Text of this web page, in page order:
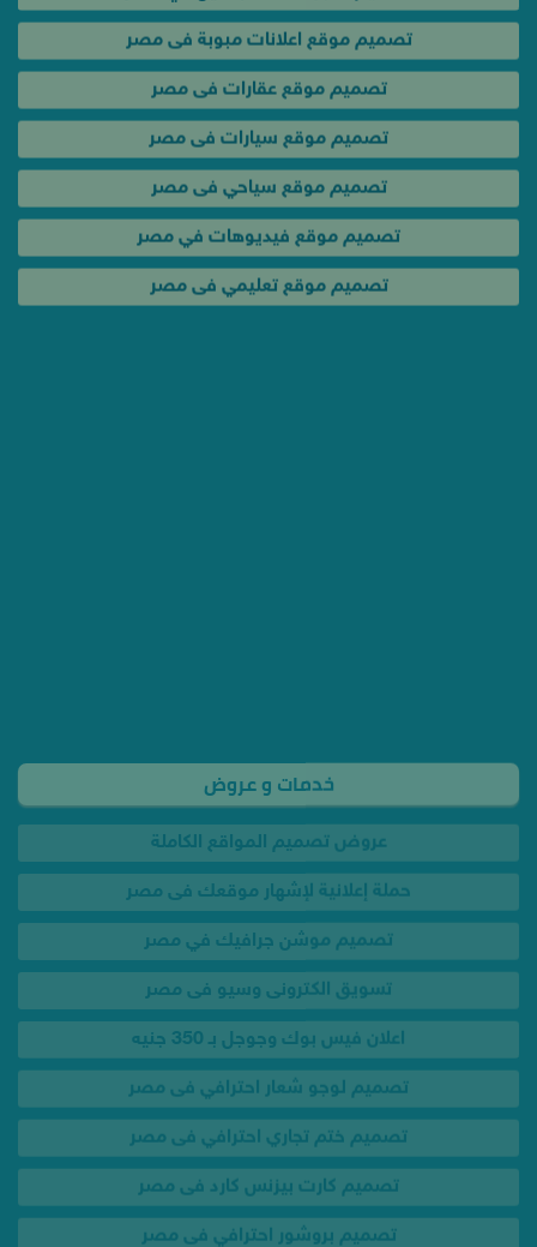
تصميم موقع اعلانات مبوبة فى مصر
تصميم موقع عقارات فى مصر
تصميم موقع سيارات فى مصر
تصميم موقع سياحي فى مصر
تصميم موقع فيديوهات في مصر
تصميم موقع تعليمي فى مصر
حملة إعلانية لإشهار موقعك فى مصر
تصميم موشن جرافيك في مصر
تسويق الكترونى وسيو فى مصر
اعلان فيس بوك وجوجل بـ 350 جنيه
تصميم لوجو شعار احترافي فى مصر
تصميم ختم تجاري احترافي فى مصر
تصميم كارت بيزنس كارد فى مصر
تصميم بروشور احترافي فى مصر
تصميم انفوجرافيك احترافي فى مصر
عرض تصميم كل مطبوعاتك فى مصر